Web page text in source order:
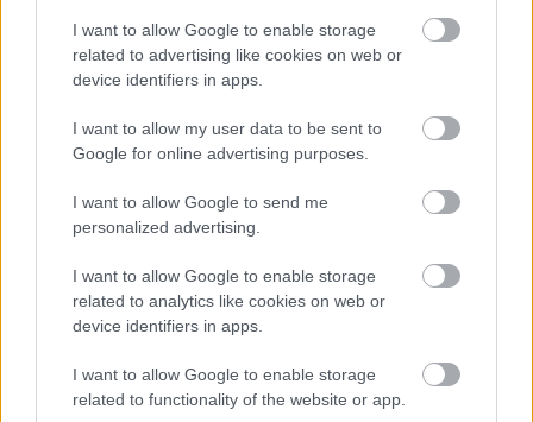
I want to allow Google to enable storage
related to advertising like cookies on web or
device identifiers in apps.
I want to allow my user data to be sent to
Google for online advertising purposes.
I want to allow Google to send me
personalized advertising.
I want to allow Google to enable storage
related to analytics like cookies on web or
device identifiers in apps.
I want to allow Google to enable storage
related to functionality of the website or app.
Orosz ukrán háború hírei
Kudarcba fulladt az ukrán
ellentámadás? - térképen a háború
Háború: Drámai helyzet alakult ki a
zaporizzsjai atomerőműnél, a török
Aggasztó híreket közöltek
a zaporizzsjai atomerőműről
Háború: újabb európai országot
fenyegetett meg Oroszország